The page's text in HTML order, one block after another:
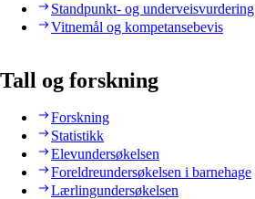
Standpunkt- og underveisvurdering
Vitnemål og kompetansebevis
Tall og forskning
Forskning
Statistikk
Elevundersøkelsen
Foreldreundersøkelsen i barnehage
Lærlingundersøkelsen